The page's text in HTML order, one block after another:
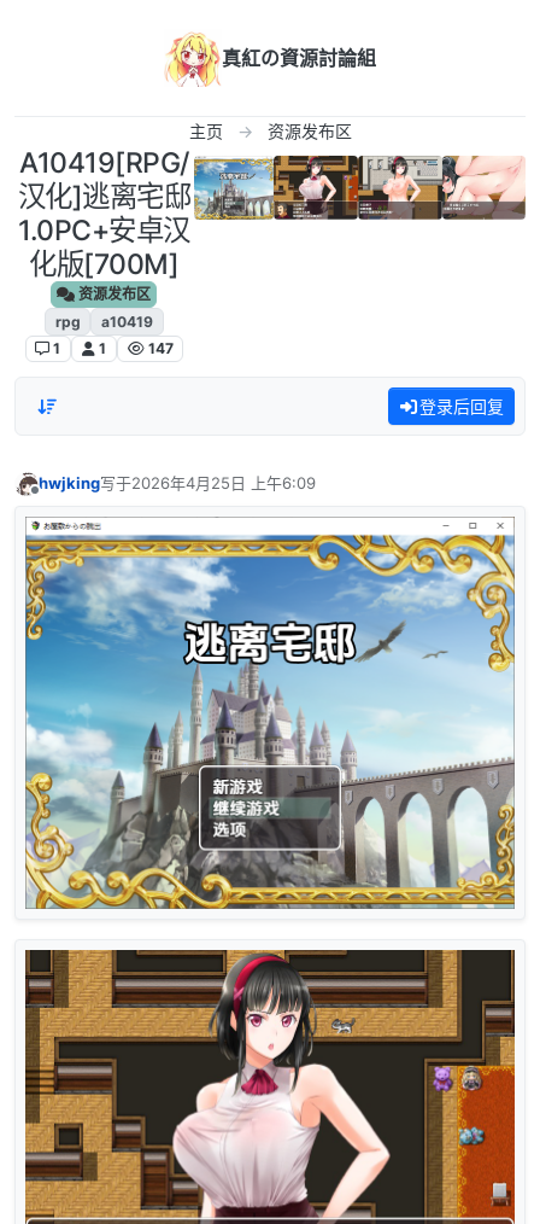
真紅の資源討論組
主页 资源发布区
A10419[RPG/
汉化]逃离宅邸
1.0PC+安卓汉
化版[700M]
资源发布区
rpg
a10419
1
1 147
登录后回复
离线
hwjking写于2026年4月25日 上午6:09
最后由 编辑